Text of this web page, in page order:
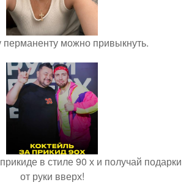
перманенту можно привыкнуть.
в стиле 90 х и получай подарки
от руки вверх!